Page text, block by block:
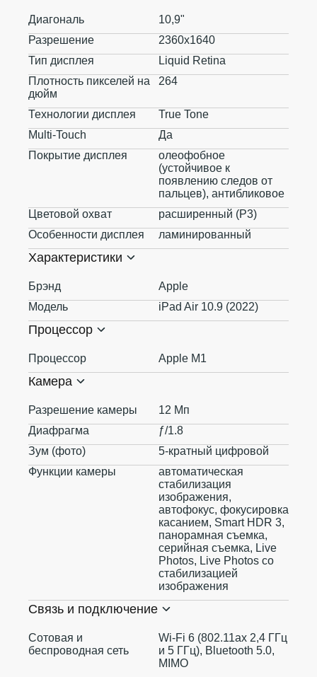
Диагональ
10,9"
Разрешение
2360x1640
Тип дисплея
Liquid Retina
Плотность пикселей на
дюйм
264
Технологии дисплея
True Tone
Multi-Touch
Да
Покрытие дисплея
олеофобное
(устойчивое к
появлению следов от
пальцев), антибликовое
Цветовой охват
расширенный (P3)
Особенности дисплея
ламинированный
Характеристики
Брэнд
Apple
Модель
iPad Air 10.9 (2022)
Процессор
Процессор Apple M1
Камера
Разрешение камеры
12 Мп
Диафрагма
ƒ/1.8
Зум (фото)
5-кратный цифровой
Функции камеры
автоматическая
стабилизация
изображения,
автофокус, фокусировка
касанием, Smart HDR 3,
панорамная съемка,
серийная съемка, Live
Photos, Live Photos со
стабилизацией
изображения
Связь и подключение
Сотовая и
беспроводная сеть
Wi-Fi 6 (802.11ax 2,4 ГГц
и 5 ГГц), Bluetooth 5.0,
MIMO